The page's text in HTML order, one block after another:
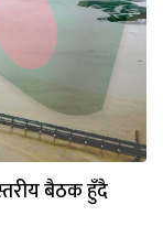
बैठक हुँदै